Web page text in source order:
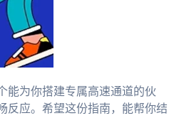
能为你搭建专属高速通道的伙
反应。希望这份指南，能帮你结